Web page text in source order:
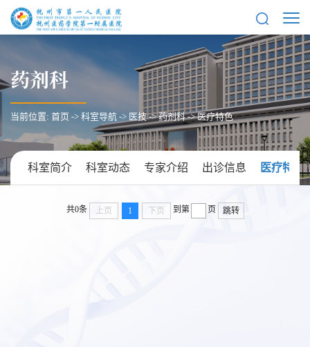
药剂科
当前位置: 首页 -> 科室导航 -> 医技->药剂科->医疗特色
科室简介 科室动态 专家介绍 出诊信息 医疗特色
共0条 上页 1 下页 到第 页 跳转